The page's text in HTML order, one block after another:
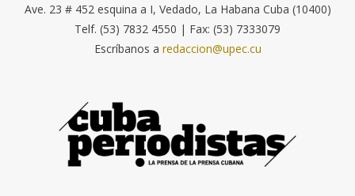
Ave. 23 # 452 esquina a I, Vedado, La Habana Cuba (10400)
Telf. (53) 7832 4550 | Fax: (53) 7333079
Escríbanos a redaccion@upec.cu